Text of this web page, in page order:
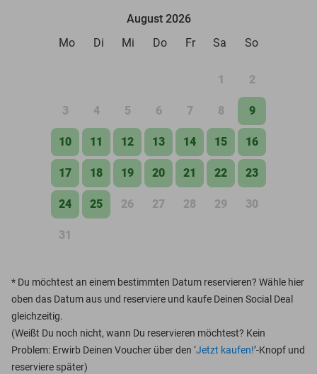
August 2026
Mo
Di Mi Do Fr Sa So
1 2
3 4 5 6 7 8 9
10 11 12 13 14 15 16
17 18 19 20 21 22 23
24 25 26 27 28 29 30
31
* Du möchtest an einem bestimmten Datum reservieren? Wähle hier
oben das Datum aus und reserviere und kaufe Deinen Social Deal
gleichzeitig.
(Weißt Du noch nicht, wann Du reservieren möchtest? Kein
Problem: Erwirb Deinen Voucher über den ‘Jetzt kaufen!’-Knopf und
reserviere später)